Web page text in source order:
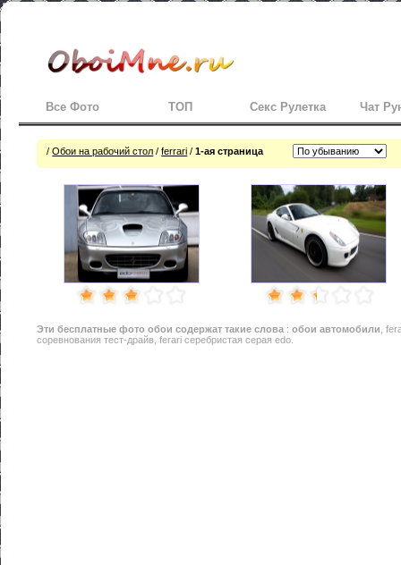
Все Фото ТОП Секс Рулетка Чат
/Обои на рабочий стол /ferrari /1-ая страница
Эти бесплатные фото обои содержат такие слова : обои автомобили ,
соревнования тест-драйв, ferari серебристая серая edo.